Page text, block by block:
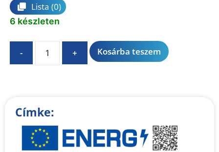
Lista (0)
6 készleten
- + Kosárba teszem
t
i
Címke: